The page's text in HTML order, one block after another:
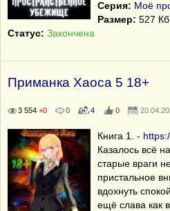
Серия: Моё
Размер: 527 Кб
Статус: Закончена
Приманка Хаоса 5 18+
3 554 +0 0 4 0
Книга 1. -
Казалось всё
старые враги
пристальное
вдохнуть
ещё слава как